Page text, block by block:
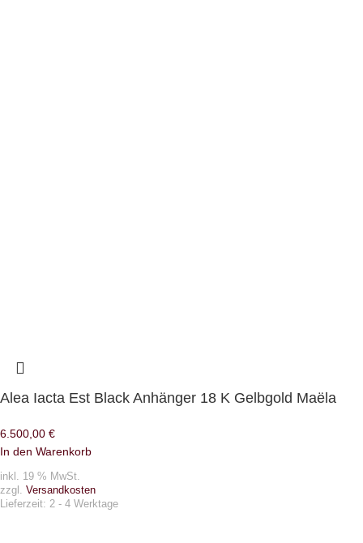
Alea Iacta Est Black Anhänger 18 K Gelbgold Maëla
6.500,00 €
In den Warenkorb
inkl. 19 % MwSt.
zzgl. Versandkosten
Lieferzeit: 2 - 4 Werktage